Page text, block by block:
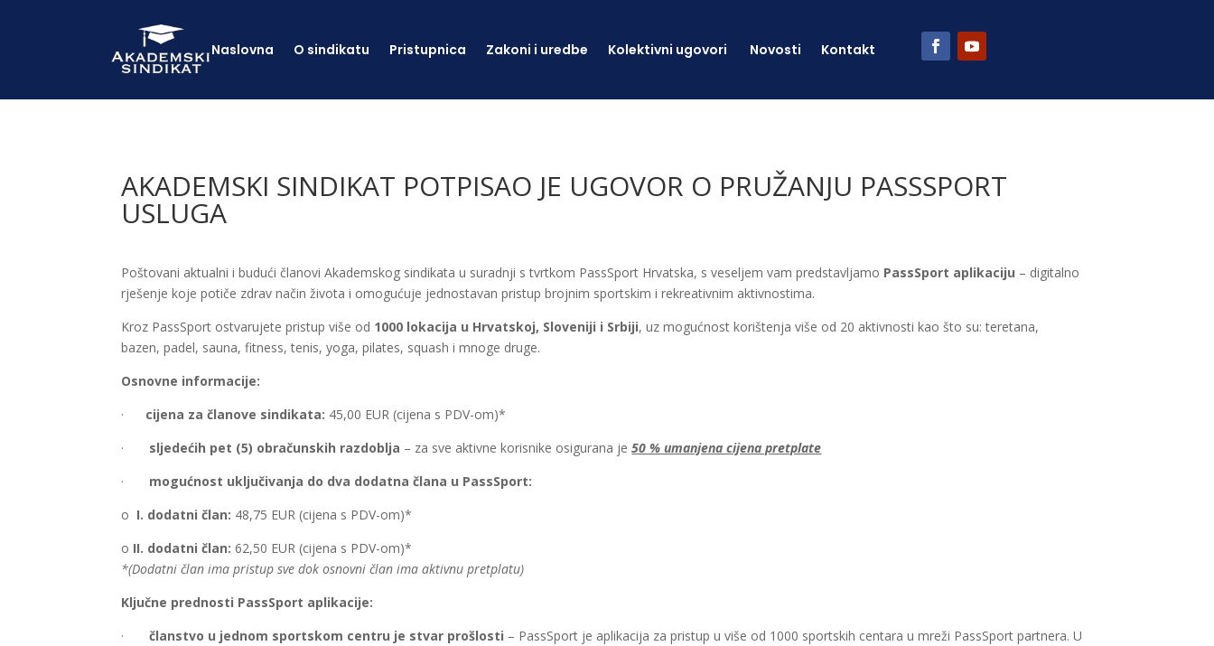
Naslovna O sindikatu Pristupnica Zakoni i uredbe Kolektivni ugovori Novosti Kontakt
AKADEMSKI SINDIKAT POTPISAO JE UGOVOR O PRUŽANJU PASSSPORT
USLUGA
Poštovani aktualni i budući članovi Akademskog sindikata u suradnji s tvrtkom PassSport Hrvatska, s veseljem vam predstavljamo PassSport aplikaciju – digitalno
rješenje koje potiče zdrav način života i omogućuje jednostavan pristup brojnim sportskim i rekreativnim aktivnostima.
Kroz PassSport ostvarujete pristup više od 1000 lokacija u Hrvatskoj, Sloveniji i Srbiji, uz mogućnost korištenja više od 20 aktivnosti kao što su: teretana,
bazen, padel, sauna, fitness, tenis, yoga, pilates, squash i mnoge druge.
Osnovne informacije:
· cijena za članove sindikata: 45,00 EUR (cijena s PDV-om)*
· sljedećih pet (5) obračunskih razdoblja – za sve aktivne korisnike osigurana je50 % umanjena cijena pretplate
· mogućnost uključivanja do dva dodatna člana u PassSport:
o I. dodatni član: 48,75 EUR (cijena s PDV-om)*
o II. dodatni član:62,50 EUR (cijena s PDV-om)*
*(Dodatni član ima pristup sve dok osnovni član ima aktivnu pretplatu)
Ključne prednosti PassSport aplikacije:
·članstvo u jednom sportskom centru je stvar prošlosti – PassSport je aplikacija za pristup u više od 1000 sportskih centara u mreži PassSport partnera. U